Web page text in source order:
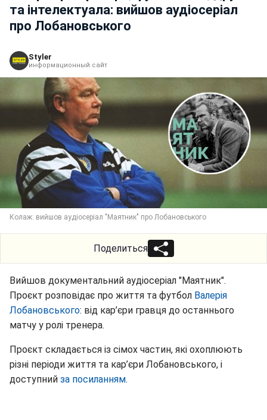
та інтелектуала: вийшов аудіосеріал
про Лобановського
Styler
информационный сайт
Колаж: вийшов аудіосеріал "Маятник" про Лобановського
Поделиться
Вийшов документальний аудіосеріал "Маятник".
Проєкт розповідає про життя та футбол Валерія
Лобановського: від кар’єри гравця до останнього
матчу у ролі тренера.
Проєкт складається із сімох частин, які охоплюють
різні періоди життя та кар’єри Лобановського, і
доступний за посиланням.